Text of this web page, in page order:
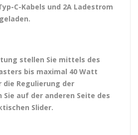
C-Kabels und 2A Ladestrom
stellen Sie mittels des
bis maximal 40 Watt
Regulierung der
auf der anderen Seite des
Slider.